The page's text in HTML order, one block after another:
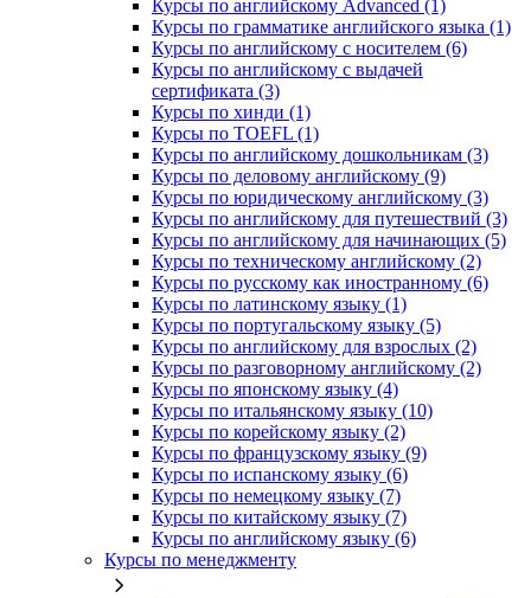
Курсы по английскому Advanced (1)
Курсы по грамматике английского языка (1)
Курсы по английскому с носителем (6)
Курсы по английскому с выдачей
сертификата (3)
Курсы по хинди (1)
Курсы по TOEFL (1)
Курсы по английскому дошкольникам (3)
Курсы по деловому английскому (9)
Курсы по юридическому английскому (3)
Курсы по английскому для путешествий (3)
Курсы по английскому для начинающих (5)
Курсы по техническому английскому (2)
Курсы по русскому как иностранному (6)
Курсы по латинскому языку (1)
Курсы по португальскому языку (5)
Курсы по английскому для взрослых (2)
Курсы по разговорному английскому (2)
Курсы по японскому языку (4)
Курсы по итальянскому языку (10)
Курсы по корейскому языку (2)
Курсы по французскому языку (9)
Курсы по испанскому языку (6)
Курсы по немецкому языку (7)
Курсы по китайскому языку (7)
Курсы по английскому языку (6)
Курсы по менеджменту